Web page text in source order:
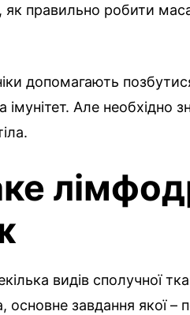
правильно робити
допомагають
імунітет. Але необхідно
видів сполучної
основне завдання якої –